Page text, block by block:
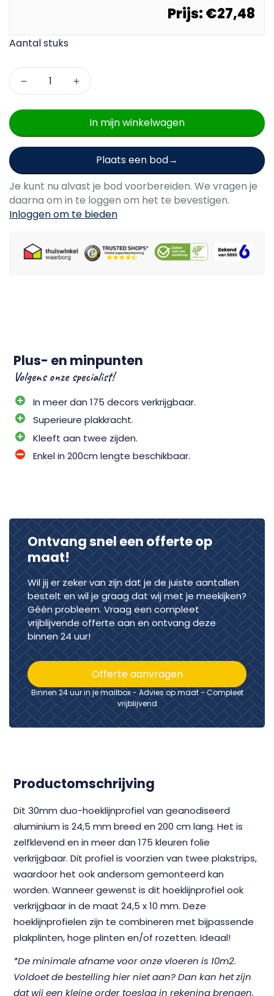
Prijs:€27,48
In mijn winkelwagen
Plaats een bod
Je kunt nu alvast je bod voorbereiden. We vragen je
daarna om in te loggen om het te bevestigen.
Inloggen om te bieden
Plus- en minpunten
Volgens onze specialist!
In meer dan 175 decors verkrijgbaar.
Superieure plakkracht.
Kleeft aan twee zijden.
Enkel in 200cm lengte beschikbaar.
Ontvang snel een offerte op
maat!
Wil jij er zeker van zijn dat je de juiste aantallen
bestelt en wil je graag dat wij met je meekijken?
Géén probleem. Vraag een compleet
vrijblijvende offerte aan en ontvang deze
binnen 24 uur!
Offerte aanvragen
Binnen 24 uur in je mailbox - Advies op maat - Compleet
vrijblijvend
Productomschrijving
Dit 30mm duo-hoeklijnprofiel van geanodiseerd
aluminium is 24,5 mm breed en 200 cm lang. Het is
zelfklevend en in meer dan 175 kleuren folie
verkrijgbaar. Dit profiel is voorzien van twee plakstrips,
waardoor het ook andersom gemonteerd kan
worden. Wanneer gewenst is dit hoeklijnprofiel ook
verkrijgbaar in de maat 24,5 x 10 mm. Deze
hoeklijnprofielen zijn te combineren met bijpassende
plakplinten, hoge plinten en/of rozetten. Ideaal!
*De minimale afname voor onze vloeren is 10m2.
Voldoet de bestelling hier niet aan? Dan kan het zijn
dat wij een kleine order toeslag in rekening brengen.